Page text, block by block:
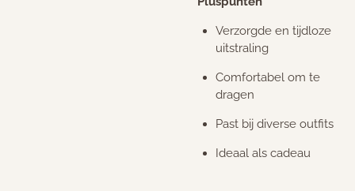
Verzorgde en tijdloze
uitstraling
Comfortabel om te
dragen
Past bij diverse outfits
Ideaal als cadeau